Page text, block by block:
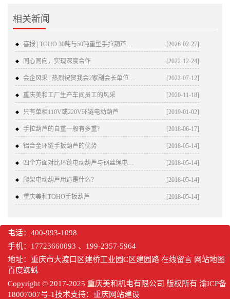
相关新闻
喜报 | TOHO 30吨与50吨重型手拉葫芦重磅通过TÜV ... [2026-02-27]
同心同向，实现深度合作 [2022-12-24]
会企风采 | 热烈祝贺我会2家副会长单位获评2022年重庆市 ... [2022-07-12]
重庆美和工厂生产车间员工的风采 [2020-11-18]
只有单相110V或220V环链电动葫芦 [2019-01-02]
手拉葫芦的自重一般有多重? [2018-06-17]
铝合金环链手扳葫芦的优势 [2018-05-14]
四个方面对比环链电动葫芦与钢丝绳电动葫芦的不同 [2018-05-14]
爬架电动葫芦用途是什么？ [2018-05-14]
重庆美和TOHO手扳葫芦 [2018-05-14]
电话：400-993-1098
手机：17723660093 、199-2357-5964
地址：重庆市大渡口区建桥工业园C区建园路 在线留言 网站地图
百度蜘蛛
Copyright © 2017-2025 重庆美和机电有限公司 版权所有 渝ICP备
18007007号-1技术支持： 重庆网站建设